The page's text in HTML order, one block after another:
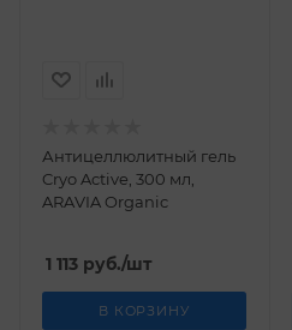
Антицеллюлитный гель
Cryo Active, 300 мл,
ARAVIA Organic
1 113 руб./шт
В КОРЗИНУ